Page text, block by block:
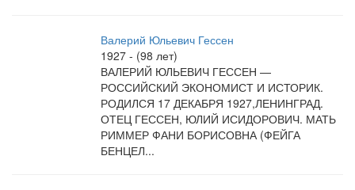
Валерий Юльевич Гессен
1927 - (98 лет)
ВАЛЕРИЙ ЮЛЬЕВИЧ ГЕССЕН —
РОССИЙСКИЙ ЭКОНОМИСТ И ИСТОРИК.
РОДИЛСЯ 17 ДЕКАБРЯ 1927,ЛЕНИНГРАД.
ОТЕЦ ГЕССЕН, ЮЛИЙ ИСИДОРОВИЧ. МАТЬ
РИММЕР ФАНИ БОРИСОВНА (ФЕЙГА
БЕНЦЕЛ...